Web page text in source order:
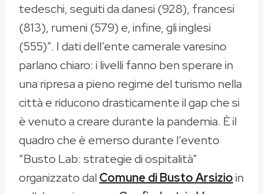
tedeschi, seguiti da danesi (928), francesi
(813), rumeni (579) e, infine, gli inglesi
(555)”. I dati dell’ente camerale varesino
parlano chiaro: i livelli fanno ben sperare in
una ripresa a pieno regime del turismo nella
città e riducono drasticamente il gap che si
è venuto a creare durante la pandemia. È il
quadro che è emerso durante l’evento
“Busto Lab: strategie di ospitalità”
organizzato dalComune di Busto Arsizioin